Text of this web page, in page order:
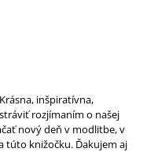
inšpiratívna,
rozjímaním o našej
nový deň v modlitbe, v
túto knižočku. Ďakujem aj